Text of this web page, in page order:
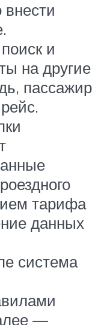
внести
и
на другие
пассажир
тарифа
данных
система
—